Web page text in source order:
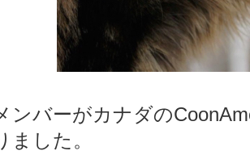
ンバーがカナダの
ました。